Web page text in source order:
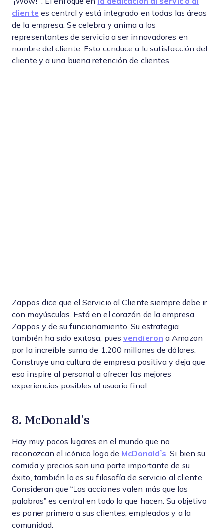
cliente es central y está integrado en todas las áreas
de la empresa. Se celebra y anima a los
representantes de servicio a ser innovadores en
nombre del cliente. Esto conduce a la satisfacción del
cliente y a una buena retención de clientes.
Zappos dice que el Servicio al Cliente siempre debe ir
con mayúsculas. Está en el corazón de la empresa
Zappos y de su funcionamiento. Su estrategia
también ha sido exitosa, pues vendieron a Amazon
por la increíble suma de 1.200 millones de dólares.
Construye una cultura de empresa positiva y deja que
eso inspire al personal a ofrecer las mejores
experiencias posibles al usuario final.
8. McDonald's
Hay muy pocos lugares en el mundo que no
reconozcan el icónico logo de McDonald’s . Si bien su
comida y precios son una parte importante de su
éxito, también lo es su filosofía de servicio al cliente.
Consideran que “Las acciones valen más que las
palabras” es central en todo lo que hacen. Su objetivo
es poner primero a sus clientes, empleados y a la
comunidad.